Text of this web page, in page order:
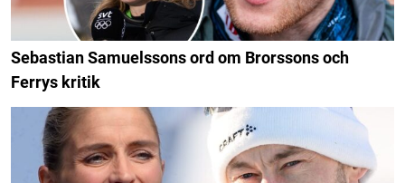
Sebastian Samuelssons ord om Brorssons och
Ferrys kritik